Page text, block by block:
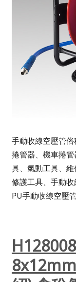
手動收線空壓管
捲管器、機車捲
具、氣動工具、
修護工具、手動收
PU手動收線空壓管